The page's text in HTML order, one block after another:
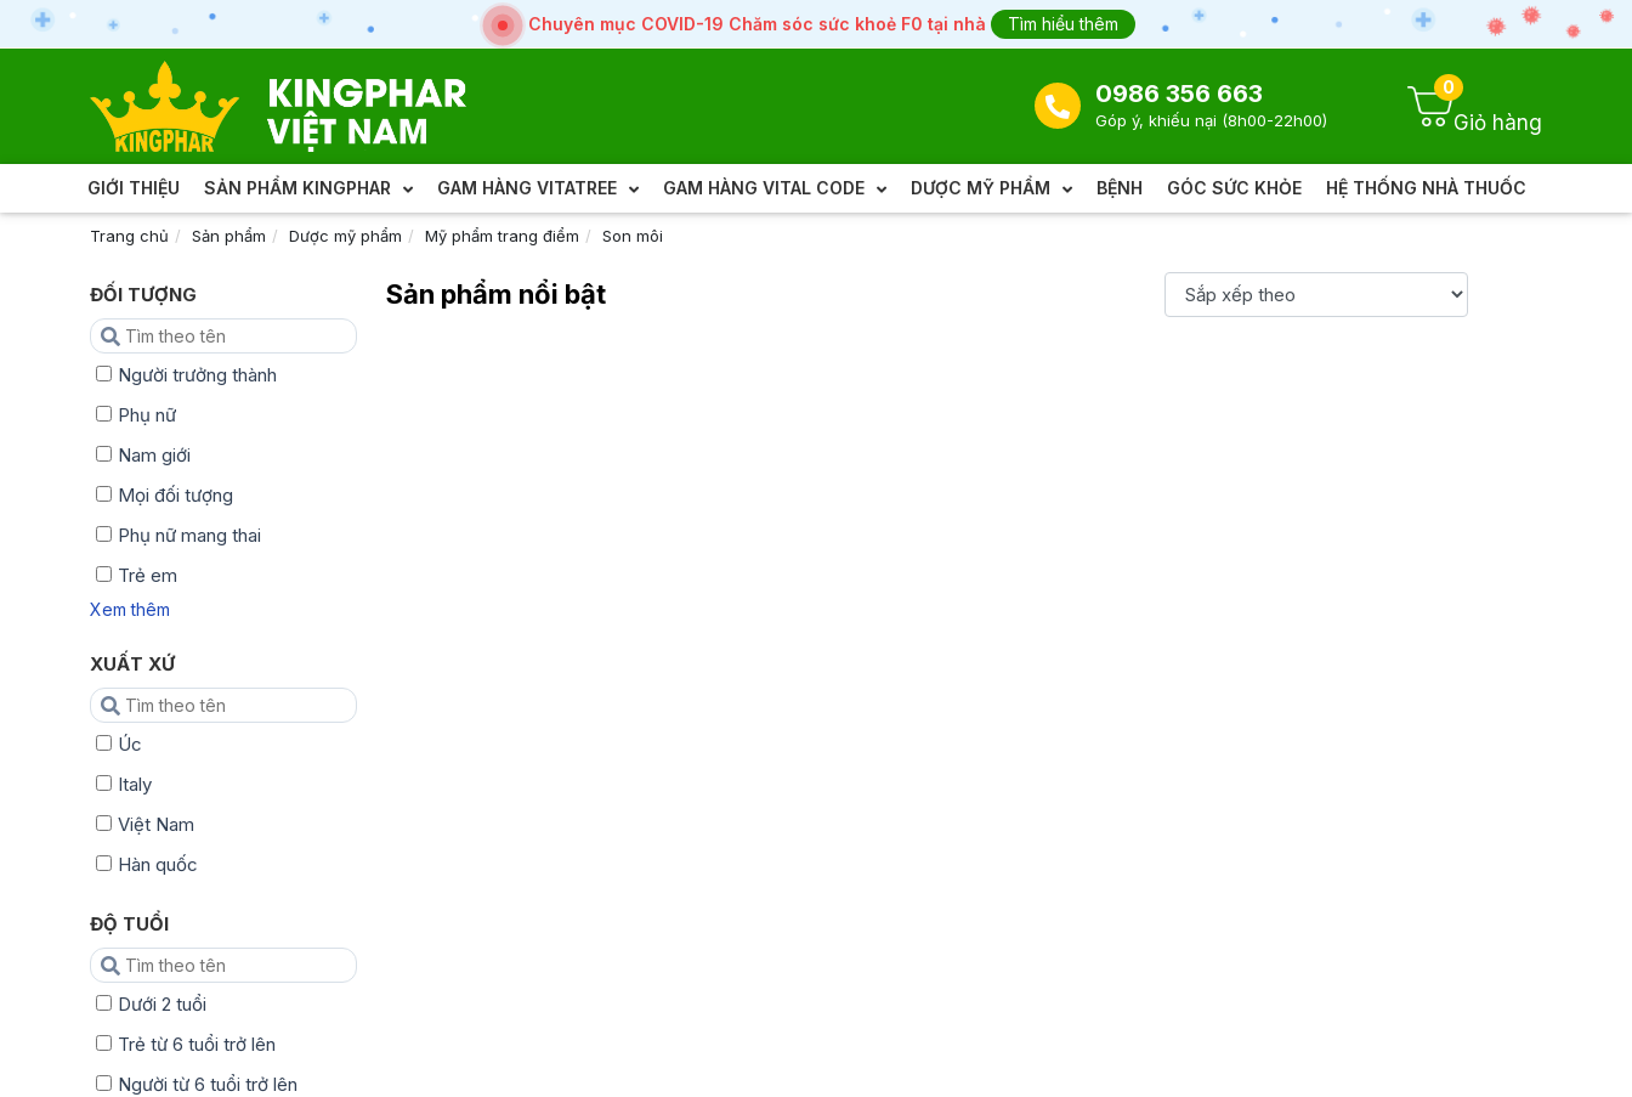
Chuyên mục COVID-19 Chăm sóc sức khoẻ F0 tại nhà Tìm hiểu thêm
Giỏ hàng
0
0986 356 663
Góp ý, khiếu nại (8h00-22h00)
GIỚI THIỆU SẢN PHẨM KINGPHAR GAM HÀNG VITATREE GAM HÀNG VITAL CODE DƯỢC MỸ PHẨM BỆNH GÓC SỨC KHỎE HỆ THỐNG NHÀ THUỐC
Trang chủ Sản phẩm Dược mỹ phẩm Mỹ phẩm trang điểm Son môi
ĐỐI TƯỢNG
Người trưởng thành
Phụ nữ
Nam giới
Mọi đối tượng
Phụ nữ mang thai
Trẻ em
Xem thêm
XUẤT XỨ
Úc
Italy
Việt Nam
Hàn quốc
ĐỘ TUỔI
Dưới 2 tuổi
Trẻ từ 6 tuổi trở lên
Người từ 6 tuổi trở lên
Sản phẩm nổi bật